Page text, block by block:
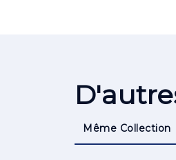
Même Collection